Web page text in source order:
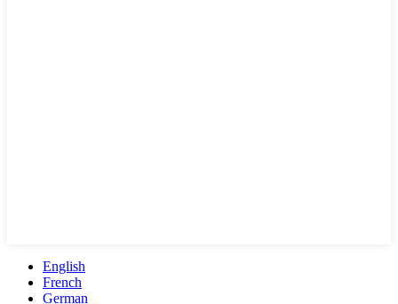
English
French
German